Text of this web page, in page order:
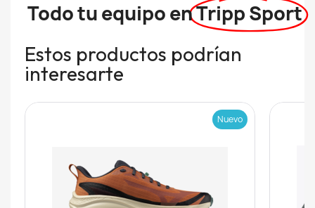
Todo tu equipo enTripp Sport
Estos productos podrían
interesarte
Nuevo